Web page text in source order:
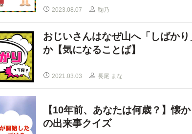
2023.08.07 鞠乃
おじいさんはなぜ山へ「しばか
か【気になることば】
2021.03.03 長尾 まな
【10年前、あなたは何歳？】懐
の出来事クイズ